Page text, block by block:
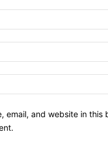
email, and website in this